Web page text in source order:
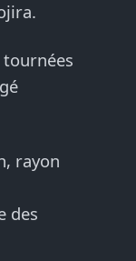
rayon
des